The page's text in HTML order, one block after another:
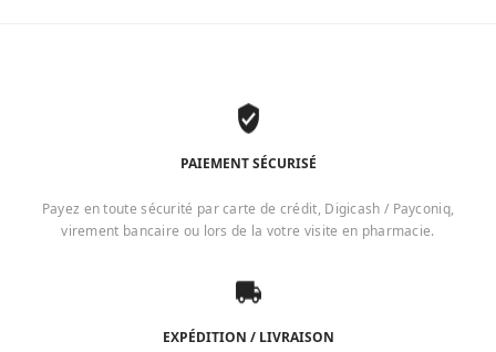
PAIEMENT SÉCURISÉ
Payez en toute sécurité par carte de crédit, Digicash / Payconiq,
virement bancaire ou lors de la votre visite en pharmacie.
EXPÉDITION / LIVRAISON